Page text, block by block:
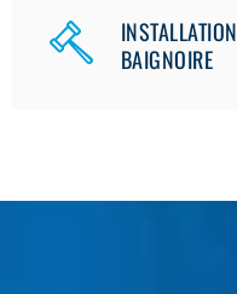
INSTALLATION
BAIGNOIRE